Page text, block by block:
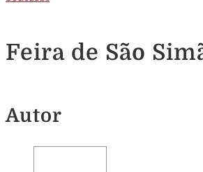
Feira de São
Autor